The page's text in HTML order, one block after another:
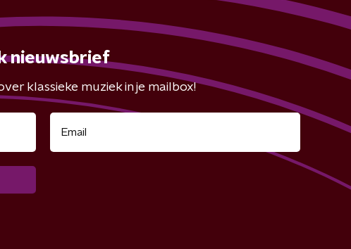
nieuwsbrief
klassieke muziek in je mailbox!